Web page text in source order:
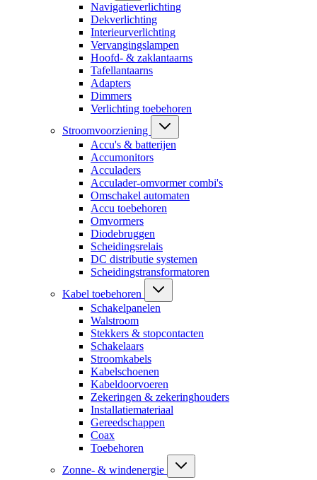
Navigatieverlichting
Dekverlichting
Interieurverlichting
Vervangingslampen
Hoofd- & zaklantaarns
Tafellantaarns
Adapters
Dimmers
Verlichting toebehoren
Stroomvoorziening
Accu's & batterijen
Accumonitors
Acculaders
Acculader-omvormer combi's
Omschakel automaten
Accu toebehoren
Omvormers
Diodebruggen
Scheidingsrelais
DC distributie systemen
Scheidingstransformatoren
Kabel toebehoren
Schakelpanelen
Walstroom
Stekkers & stopcontacten
Schakelaars
Stroomkabels
Kabelschoenen
Kabeldoorvoeren
Zekeringen & zekeringhouders
Installatiemateriaal
Gereedschappen
Coax
Toebehoren
Zonne- & windenergie